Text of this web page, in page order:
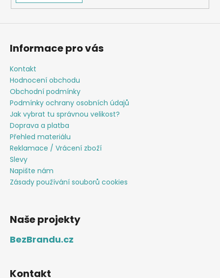
Informace pro vás
Kontakt
Hodnocení obchodu
Obchodní podmínky
Podmínky ochrany osobních údajů
Jak vybrat tu správnou velikost?
Doprava a platba
Přehled materiálu
Reklamace / Vrácení zboží
Slevy
Napište nám
Zásady používání souborů cookies
Naše projekty
BezBrandu.cz
Kontakt